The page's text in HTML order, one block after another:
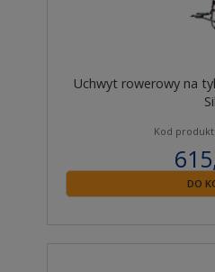
Uchwyt rowerowy na
Kod
DO